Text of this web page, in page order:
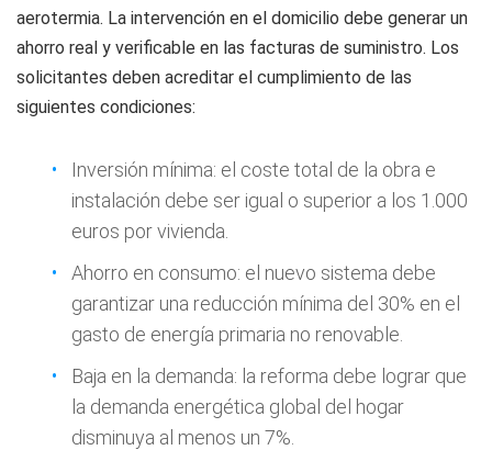
aerotermia. La intervención en el domicilio debe generar un
ahorro real y verificable en las facturas de suministro. Los
solicitantes deben acreditar el cumplimiento de las
siguientes condiciones:
Inversión mínima: el coste total de la obra e
instalación debe ser igual o superior a los 1.000
euros por vivienda.
Ahorro en consumo: el nuevo sistema debe
garantizar una reducción mínima del 30% en el
gasto de energía primaria no renovable.
Baja en la demanda: la reforma debe lograr que
la demanda energética global del hogar
disminuya al menos un 7%.